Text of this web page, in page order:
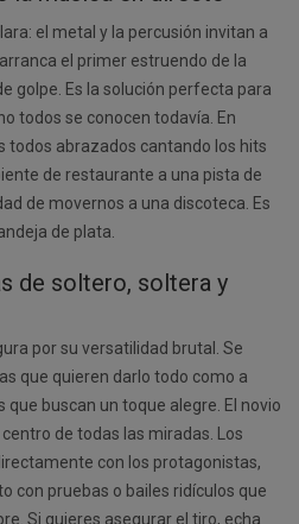
el metal y la percusión invitan a
el primer estruendo de la
golpe. Es la solución perfecta para
todos se conocen todavía. En
todos abrazados cantando los hits
de restaurante a una pista de
de movernos a una discoteca. Es
de plata.
de soltero, soltera y
por su versatilidad brutal. Se
que quieren darlo todo como a
buscan un toque alegre. El novio
de todas las miradas. Los
con los protagonistas,
con pruebas o bailes ridículos que
Si quieres asegurar el tiro, echa